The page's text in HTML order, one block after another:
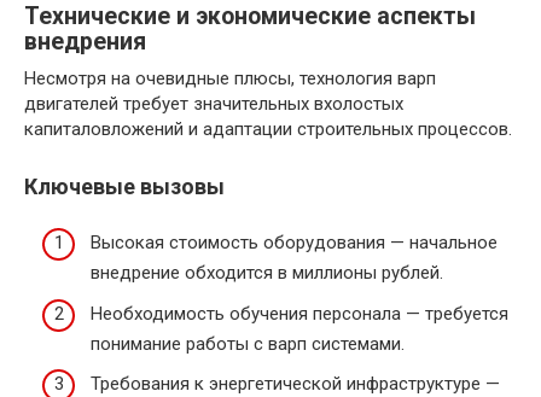
Технические и экономические аспекты
внедрения
Несмотря на очевидные плюсы, технология варп
двигателей требует значительных вхолостых
капиталовложений и адаптации строительных процессов.
Ключевые вызовы
Высокая стоимость оборудования — начальное
внедрение обходится в миллионы рублей.
Необходимость обучения персонала — требуется
понимание работы с варп системами.
Требования к энергетической инфраструктуре —